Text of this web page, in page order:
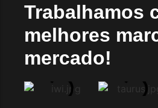
Trabalhamos
melhores
mercado!